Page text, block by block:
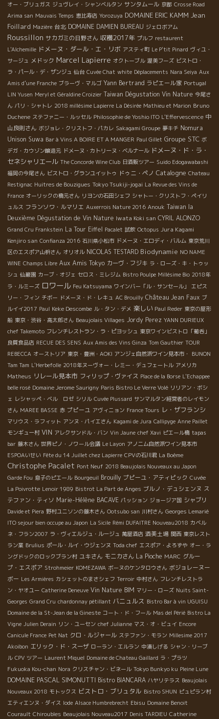
オー・ブリュガス ジュヴレイ・シャンベルタン サンタムール 京都 Crosse Road
Arima san Mauvais Temps 恵比寿店 Yorozuya DOMAINE ERIC KAMM Jean
Foillard Mazière 台北 DOMAINE DAMIEN BUREAU ジェロボアム
Roussillon サカガミの日野さん 収穫2017年 プルフ restaurent
L'Alchemille ドメーヌ・ダール・エ・リボ アスティ町 Le P'tit Pinard ヴィユ・
サージュ メドック Marcel Lapierre オクトーブル 渥美フーズ ビストロ・
ラ・パール・デ・ザンジュ 仙台 Cuvée Chat white Déplacements Nara Seiya Aux
Amis d’une Franche ブラーヴ・マルゴ Yann Bertrand ラピエール家 Portugal
LIN Yusen Meryl et Géraldine Croizier Taiwan Dégustation Vin Nature 今尾さ
ん パリ・シャトレ 2018 millésime Lapierre La Désirée Mathieu et Marion Bruno
Duchene ステファニー・ルッセル Philosophie de Yoshio ITO L'Effervescence 中
山良則さん ボジョレ・クリストフ・パカレ Sakagami Groupe 夢キチ Nomura
Unison Suwa Bar à Vins A BOIRE ET A MANGER Paul Gillet Groupe STC ボ
デガ・カウゾン醸造元 ドメーヌ・カトリーヌ・ベルナール ドメーヌ・ド・ラ・
セネシャリエール The Concorde Wine Club 日酒販ツアー Suido Edogawabashi
福岡の今尾さん ビストロ・グランユイットゥ ドゥニ・ペノ Catalogne Chateau
Restignac Huitres de Bouzigues Tokyo Tsukiji-jogai La Revue des Vins de
France オーリックの橋元さん リヨンの石田シェフ シャトー・クリストフ・ペイリ
ュルス フランソワ・ルマリエ Auxerrois Nature 2016 Anouk Taiwan la
Deuxième Dégustation de Vin Nature Iwata Koki san CYRIL ALONZO
Grand Cru Frankstein La Tour Eiffel Pacalet 試飲 Octopus Jura Kagami
Kenjiro san Confianza 2016 石川県小松市 ドメーヌ・エロディ・バルム 東京荒川
区のエスポア山枡さん オリオル NICOLAS TESTARD Biodynamie NO NAME
WINE Champs Libre Aux Amis Tokyo カーヴ・フジキ ラ・ローズ・キ・トゥッ
シュ 仙巌園 カーブ・オジェ セロス・ミレジム Bistro Poulpe Millésime Bio 2018年
ラ・ルミーズ ロワール Feu Katsuyama ワインバー「ル・サンセール」
エピス
リー・フィン チボー ドメーヌ・ド・レキュ AC Brouilly Château Jean Faux ブ
ルイイ2017 Paul Keke Descombe ル・タン・デメ 楽しい Paul Reder 東京の屋形
船 東京・渋谷・高太郎さん Beaujolais Villages Jordy Perez YANN DURIEUX
chef Takemoto フレンチレストラン・ラ・ピヨッシュ 東京ワインビストロ「葡呑」
良質食品店 RECUE DES SENS Aux Amis des Vins Ginza Tom Gauthier TOUR
REBECCA オーストリア 東京・豊洲・AOKI アンジェ自然派ワイン見本市・ BUNON
Tam Tam L'Herbefolle 2018年ヌーヴォー・レミー・デュフェートル アメリカ
Matheus リレール見本市 フィリップ・ヴァイス Place de la Borse L'Echappee
belle rosé Domaine Jerome Saurigny Paris Bistro Le Verre Volé リリアン・ボシ
ェ レシャッペ・ベル ロゼ シリル Cuvée Plussard サンマルタン経営者のレイモン
さん MAREE BASSE 赤 プピーユ アヴィニョン France Tours レ・ザフランシ
マリウス・ラフィット アンヌ・パイエさん Kagami de Jura Callipyge Anne Paillet
モンギュー村 VIN アレクサンドル・バン Vin Jaune chef Xavi ピエール橋 tapas
bar 藤木さん 世界ピノ・ノワール会議 Le Layon アノニム自然派ワイン見本市
ESPOAいせい Fête du 14 Juillet chez Lapierre CPVの石川君 La Boème
Christophe Pacalet Pont Neuf 2018 Beaujolais Nouveaux au Japon
Garde Fou 息子のピエール Bourgeuil Brouilly プピーユ・アティピック Cuvée
La Poivrotte Lenoir 1989 Bistrot La Part de Anges ブルノ・デュシェンヌ ス
テファン・ティソ Marie-Hélène BACAVE パッション ジョージア国 シャブリ
Davide et Piera 野村ユニソンの藤木さん Ootsubo san 川村さん Georges Lemarié
ITO sejour bien occupe au Japon La Sicile Rémi DUFAITRE Nouveau2018 カベル
ネ・フラン2007 ラ・ヴィエルジュ・ルージュ 萬屋酒店 酒美土場 関西 東京レスト
ラン業 Brulius ポール・ルイ・ウジェンヌ Toda chef エスポア・よろずや オー・ラ
ングドックのロックブラン村 ユキさん モニカさん La Pioche MARC グルー
プ・エスポア Strohmeier KOMEZAWA ボーヌのケンタロウさん ボジョレーヌー
ボー Les Armières カシェットのまさシェフ Terroir 中村さん フレンチレストラ
ン・ヤオユー Catherine Deneuve Vin Nature BIM マリー・ローズ Nuits Saint-
Georges Grand Cru chardonnay pétillant バニュルス Bistro Bar à vin UGUISU
Domaine de la St-Jean de la Gineste コート・ド・フール Mas del Périé Bistro La
Vigne Julien Derain リン・ユーセン chef Julianne マス・オ・ビュイ Encore
Canicule France Pet Nat クロ・ルジャール ステファン・モラン Millesime 2017
Akoibon エリック・ド・スーザ ローラン・エルラン 中湊しげる シャン・リーブ
ル CPV ツアー Laurent Miquel Domaine de Chateau Gaillard ラ・プラツ
Fukuoka Kou-chan Nora クリスチャン・ビネール Tokyo Bunkyo ku Pleine Lune
DOMAINE PASCAL SIMONUTTI Bistro BIANCARA ハヤリテラス Beaujolais
Nouveaux 2018 モトックス ビストロ・ブリュタル Bistro SHUN ピュピラン村
エティエンヌ・ダイス Iode Alsace Humbrebrecht Ebisu Domaine Benoit
Courault Chiroubles Beaujolais Nouveau2017 Denis TARDIEU Catherine